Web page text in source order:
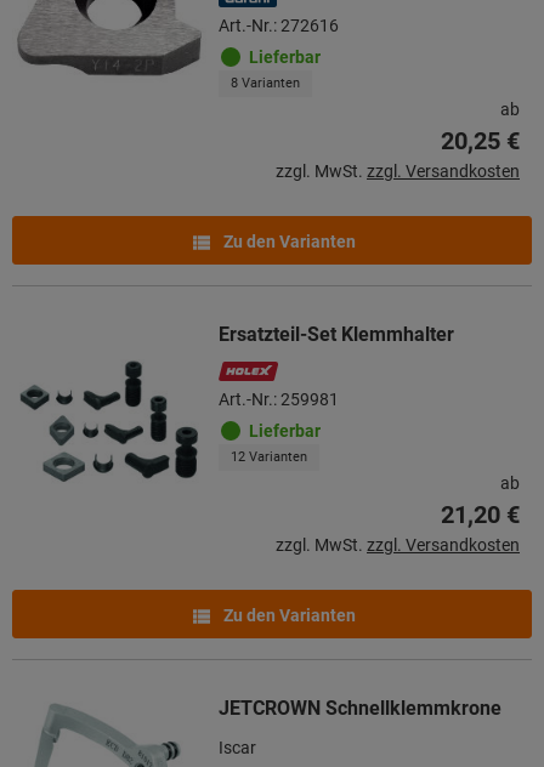
Art.-Nr.: 272616
Lieferbar
8 Varianten
ab
20,25 €
zzgl. MwSt. zzgl. Versandkosten
Zu den Varianten
Ersatzteil-Set Klemmhalter
Art.-Nr.: 259981
Lieferbar
12 Varianten
ab
21,20 €
zzgl. MwSt. zzgl. Versandkosten
Zu den Varianten
JETCROWN Schnellklemmkrone
Iscar